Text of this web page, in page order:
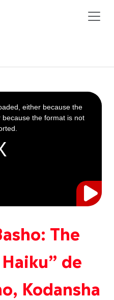
The
de
Kodansha
either because the
the format is not